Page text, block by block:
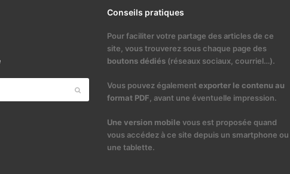
Envoyer
Conseils pratiques
Pour faciliter votre partage des articles de ce
site, vous trouverez sous chaque page des
boutons dédiés(réseaux sociaux, courriel…).
Vous pouvez égalementexporter le contenu au
format PDF , avant une éventuelle impression.
Une version mobile vous est proposée quand
vous accédez à ce site depuis un smartphone ou
une tablette.